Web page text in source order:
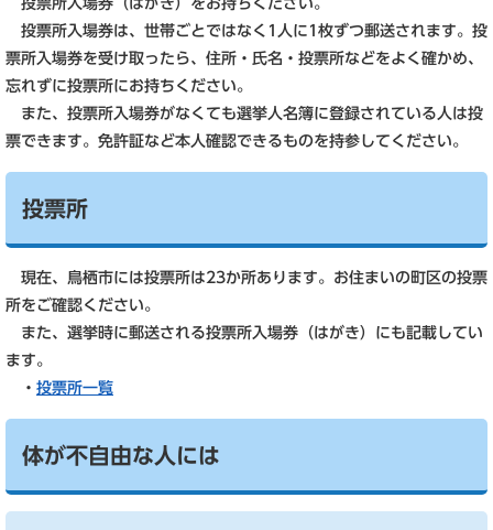
投票所入場券（はがき）をお持ちください。
投票所入場券は、世帯ごとではなく1人に1枚ずつ郵送されます。投
票所入場券を受け取ったら、住所・氏名・投票所などをよく確かめ、
忘れずに投票所にお持ちください。
また、投票所入場券がなくても選挙人名簿に登録されている人は投
票できます。免許証など本人確認できるものを持参してください。
投票所
現在、鳥栖市には投票所は23か所あります。お住まいの町区の投票
所をご確認ください。
また、選挙時に郵送される投票所入場券（はがき）にも記載してい
ます。
・ 投票所一覧
体が不自由な人には